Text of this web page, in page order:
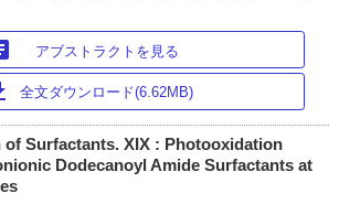
アブストラクトを見る
全文ダウンロード(6.62MB)
Surfactants. XIX : Photooxidation
Dodecanoyl Amide Surfactants at